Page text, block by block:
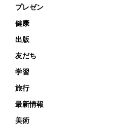
プレゼン
健康
出版
友だち
学習
旅行
最新情報
美術